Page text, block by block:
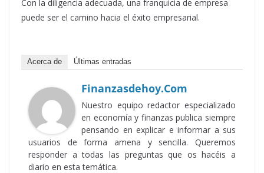
Con la diligencia adecuada, una franquicia de empresa
puede ser el camino hacia el éxito empresarial.
Acerca de Últimas entradas
Finanzasdehoy.com
Nuestro equipo redactor especializado
en economía y finanzas publica siempre
pensando en explicar e informar a sus
usuarios de forma amena y sencilla. Queremos
responder a todas las preguntas que os hacéis a
diario en esta temática.